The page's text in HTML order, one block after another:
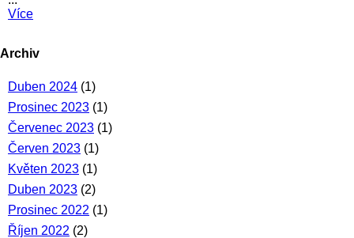
Více
Archiv
Duben 2024 (1)
Prosinec 2023 (1)
Červenec 2023 (1)
Červen 2023 (1)
Květen 2023 (1)
Duben 2023 (2)
Prosinec 2022 (1)
Říjen 2022 (2)